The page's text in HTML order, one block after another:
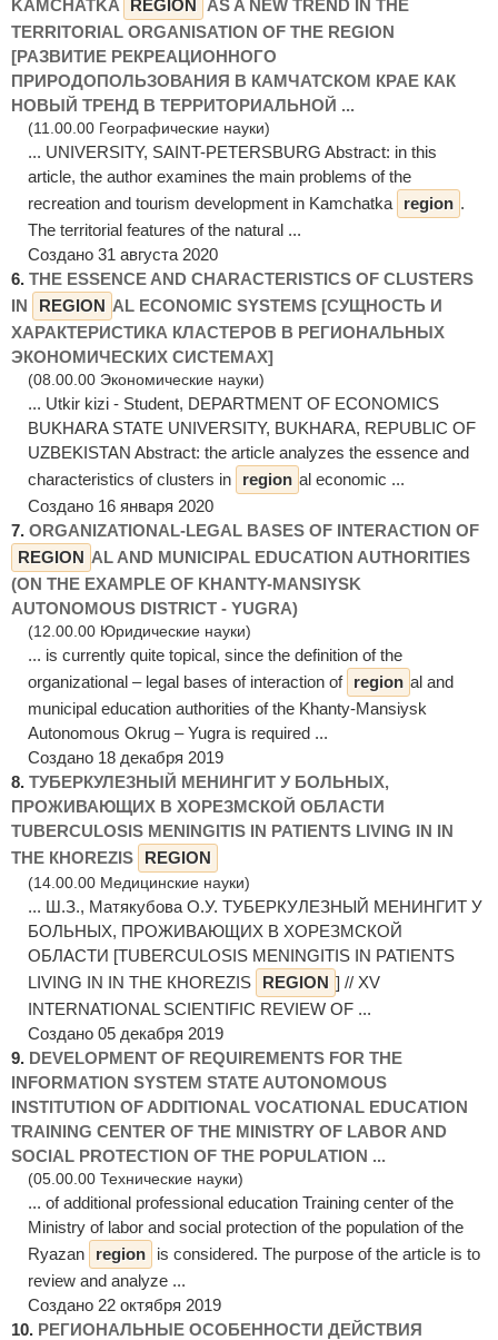
KAMCHATKA REGION
AS A NEW TREND IN THE
TERRITORIAL ORGANISATION OF THE REGION
[РАЗВИТИЕ РЕКРЕАЦИОННОГО
ПРИРОДОПОЛЬЗОВАНИЯ В КАМЧАТСКОМ КРАЕ КАК
НОВЫЙ ТРЕНД В ТЕРРИТОРИАЛЬНОЙ ...
(11.00.00 Географические науки)
... UNIVERSITY, SAINT-PETERSBURG Abstract: in this
article, the author examines the main problems of the
recreation and tourism development in Kamchatka
region .
The territorial features of the natural ...
Создано 31 августа 2020
6. THE ESSENCE AND CHARACTERISTICS OF CLUSTERS
IN
REGION AL ECONOMIC SYSTEMS [СУЩНОСТЬ И
ХАРАКТЕРИСТИКА КЛАСТЕРОВ В РЕГИОНАЛЬНЫХ
ЭКОНОМИЧЕСКИХ СИСТЕМАХ]
(08.00.00 Экономические науки)
... Utkir kizi - Student, DEPARTMENT OF ECONOMICS
BUKHARA STATE UNIVERSITY, BUKHARA, REPUBLIC OF
UZBEKISTAN Abstract: the article analyzes the essence and
characteristics of clusters in
region al economic ...
Создано 16 января 2020
7. ORGANIZATIONAL-LEGAL BASES OF INTERACTION OF
REGION AL AND MUNICIPAL EDUCATION AUTHORITIES
(ON THE EXAMPLE OF KHANTY-MANSIYSK
AUTONOMOUS DISTRICT - YUGRA)
(12.00.00 Юридические науки)
... is currently quite topical, since the definition of the
organizational – legal bases of interaction of region al and
municipal education authorities of the Khanty-Mansiysk
Autonomous Okrug – Yugra is required ...
Создано 18 декабря 2019
8. ТУБЕРКУЛЕЗНЫЙ МЕНИНГИТ У БОЛЬНЫХ,
ПРОЖИВАЮЩИХ В ХОРЕЗМСКОЙ ОБЛАСТИ
TUВЕRСULOSIS MENINGITIS IN PATIENTS LIVING IN IN
THE КHOREZIS
REGION
(14.00.00 Медицинские науки)
... Ш.З., Матякубова О.У. ТУБЕРКУЛЕЗНЫЙ МЕНИНГИТ У
БОЛЬНЫХ, ПРОЖИВАЮЩИХ В ХОРЕЗМСКОЙ
ОБЛАСТИ [TUВЕRСULOSIS MENINGITIS IN PATIENTS
LIVING IN IN THE КHOREZIS
REGION ] // XV
INTERNATIONAL SCIENTIFIC REVIEW OF ...
Создано 05 декабря 2019
9. DEVELOPMENT OF REQUIREMENTS FOR THE
INFORMATION SYSTEM STATE AUTONOMOUS
INSTITUTION OF ADDITIONAL VOCATIONAL EDUCATION
TRAINING CENTER OF THE MINISTRY OF LABOR AND
SOCIAL PROTECTION OF THE POPULATION ...
(05.00.00 Технические науки)
... of additional professional education Training center of the
Ministry of labor and social protection of the population of the
Ryazan
region
is considered. The purpose of the article is to
review and analyze ...
Создано 22 октября 2019
10. РЕГИОНАЛЬНЫЕ ОСОБЕННОСТИ ДЕЙСТВИЯ